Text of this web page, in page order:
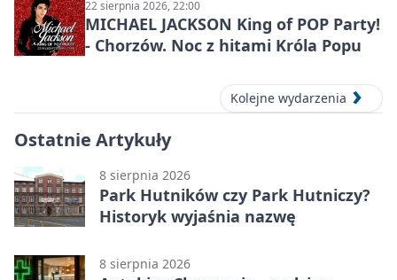
22 sierpnia 2026, 22:00
MICHAEL JACKSON King of POP Party!
- Chorzów. Noc z hitami Króla Popu
Kolejne wydarzenia
Ostatnie Artykuły
8 sierpnia 2026
Park Hutników czy Park Hutniczy?
Historyk wyjaśnia nazwę
8 sierpnia 2026